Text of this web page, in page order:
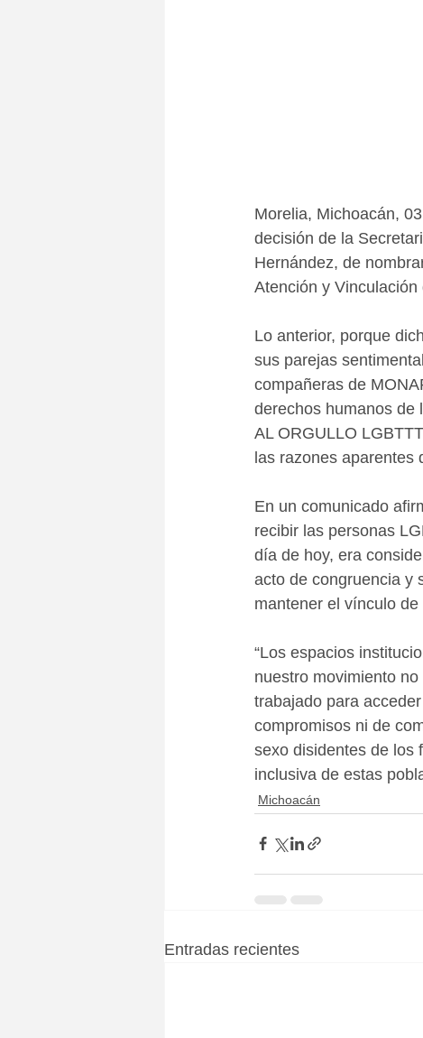
Morelia, Michoacán,
decisión de la
Hernández, de
Atención y
Lo anterior, porque
sus parejas
compañeras de
derechos humanos de
AL ORGULLO
las razones aparentes
En un comunicado
recibir las personas
día de hoy, era
acto de congruencia y
mantener el vínculo
“Los espacios
nuestro movimiento
trabajado para
compromisos ni de
sexo disidentes de los
inclusiva de estas
Michoacán
Entradas recientes